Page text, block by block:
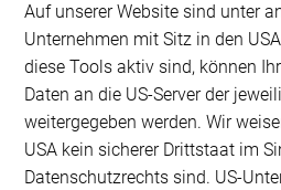
Auf unserer Website sind unter
Unternehmen mit Sitz in den
diese Tools aktiv sind, können
Daten an die US-Server der
weitergegeben werden. Wir
USA kein sicherer Drittstaat im
Datenschutzrechts sind. US-